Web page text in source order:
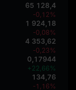
65 128,4
-0,12%
1 924,18
-0,08%
4 353,62
-0,23%
0,17944
+22,66%
134,76
-1,16%